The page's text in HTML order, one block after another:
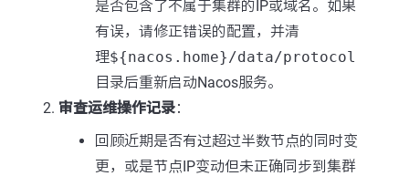
是否包含了不属于集群的IP或域名。如果
有误，请修正错误的配置，并清
理${nacos.home}/data/protocol
目录后重新启动Nacos服务。
审查运维操作记录：
回顾近期是否有过超过半数节点的同时变
更，或是节点IP变动但未正确同步到集群